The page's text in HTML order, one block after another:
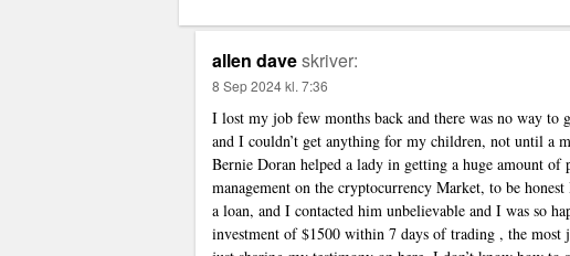
allen daveskriver:
8 Sep 2024 kl. 7:36
I lost my job few months back and there was no way to
and I couldn’t get anything for my children, not until a
Bernie Doran helped a lady in getting a huge amount
management on the cryptocurrency Market, to be
a loan, and I contacted him unbelievable and I was so
investment of $1500 within 7 days of trading , the